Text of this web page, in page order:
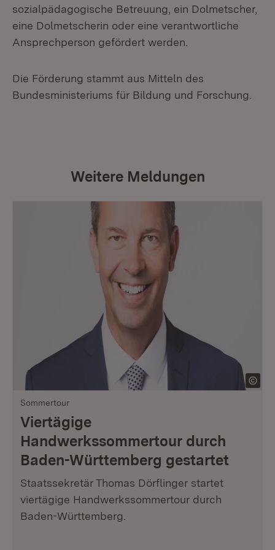
sozialpädagogische Betreuung, ein Dolmetscher,
eine Dolmetscherin oder eine verantwortliche
Ansprechperson gefördert werden.
Die Förderung stammt aus Mitteln des
Bundesministeriums für Bildung und Forschung.
Weitere Meldungen
Sommertour
Viertägige
Handwerkssommertour durch
Baden-Württemberg gestartet
Staatssekretär Thomas Dörflinger startet
viertägige Handwerkssommertour durch
Baden-Württemberg.